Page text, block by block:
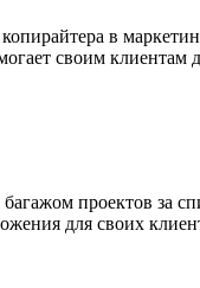
в
своим клиентам
проектов за
для своих